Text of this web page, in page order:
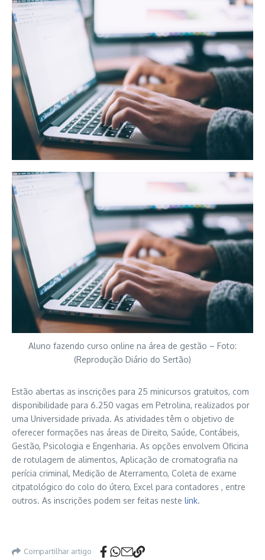
Aluno fazendo curso online na área de gestão – Foto:
(Reprodução Diário do Sertão)
Estão abertas as inscrições para 25 minicursos gratuitos, com
disponibilidade para 6.250 vagas em Petrolina, realizados por
uma Universidade privada. As atividades têm o objetivo de
oferecer formações nas áreas de Direito, Saúde, Contábeis,
Gestão, Psicologia e Engenharia. As opções envolvem Oficina
de rotulagem de alimentos, Aplicação de cromatografia na
perícia criminal, Medição de Aterramento, Coleta de exame
citpatológico do colo do útero, Excel para contadores , entre
outros. As inscrições podem ser feitas neste link.
Compartilhar artigo